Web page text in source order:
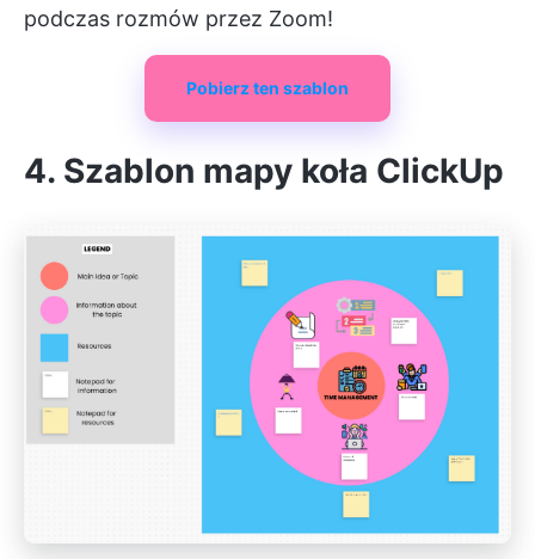
podczas rozmów przez Zoom!
Pobierz ten szablon
4. Szablon mapy koła ClickUp